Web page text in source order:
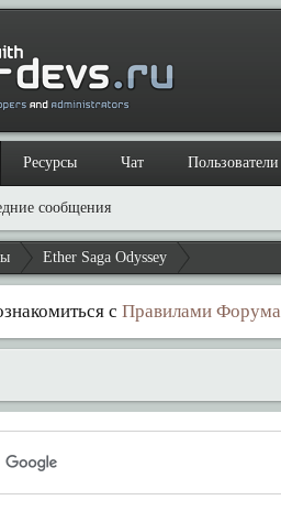
Ether Saga Odyssey
сПравилами Форума
сообщения
Ресурсы Чат Пользователи